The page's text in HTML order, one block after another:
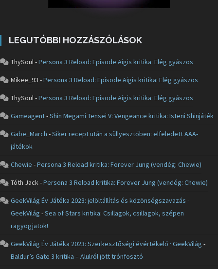
LEGUTÓBBI HOZZÁSZÓLÁSOK
ThySoul -Persona 3 Reload: Episode Aigis kritika: Elég gyászos
Mikee_93 -Persona 3 Reload: Episode Aigis kritika: Elég gyászos
ThySoul -Persona 3 Reload: Episode Aigis kritika: Elég gyászos
Gameagent-Shin Megami Tensei V: Vengeance kritika: Isteni Shinjáték
Gabe_March -Siker recept után a süllyesztőben: elfeledett AAA-
játékok
Chewie -Persona 3 Reload kritika: Forever Jung (vendég: Chewie)
Tóth Jack -Persona 3 Reload kritika: Forever Jung (vendég: Chewie)
GeekVilág Év Játéka 2023: jelöltállítás és közönségszavazás ·
GeekVilág -Sea of Stars kritika: Csillagok, csillagok, szépen
ragyogjatok!
GeekVilág Év Játéka 2023: Szerkesztőségi évértékelő · GeekVilág -
Baldur’s Gate 3 kritika – Alulról jött trónfosztó